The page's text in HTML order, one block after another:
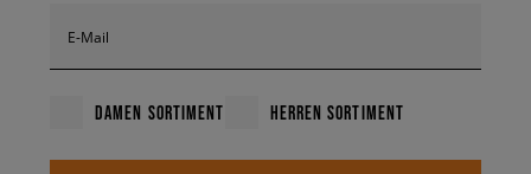
E-Mail
DAMEN SORTIMENT HERREN SORTIMENT